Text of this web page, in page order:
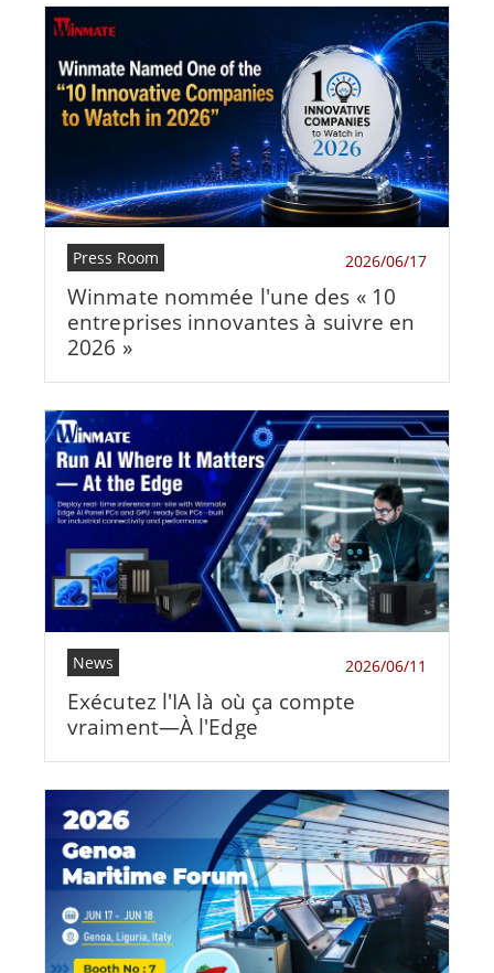
Press Room 2026/06/17
Winmate nommée l'une des « 10
entreprises innovantes à suivre en
2026 »
News 2026/06/11
Exécutez l'IA là où ça compte
vraiment—À l'Edge